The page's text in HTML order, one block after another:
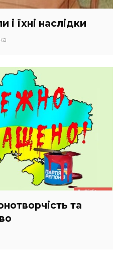
і їхні наслідки
та